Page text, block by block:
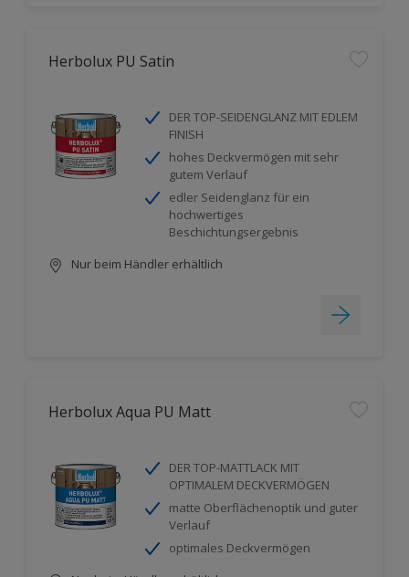
Herbolux PU Satin
DER TOP-SEIDENGLANZ MIT EDLEM
FINISH
hohes Deckvermögen mit sehr
gutem Verlauf
edler Seidenglanz für ein
hochwertiges
Beschichtungsergebnis
Nur beim Händler erhältlich
Herbolux Aqua PU Matt
DER TOP-MATTLACK MIT
OPTIMALEM DECKVERMÖGEN
matte Oberflächenoptik und guter
Verlauf
optimales Deckvermögen